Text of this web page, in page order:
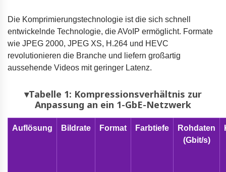
Die Komprimierungstechnologie ist die sich schnell
entwickelnde Technologie, die AVoIP ermöglicht. Formate
wie JPEG 2000, JPEG XS, H.264 und HEVC
revolutionieren die Branche und liefern großartig
aussehende Videos mit geringer Latenz.
▾Tabelle 1: Kompressionsverhältnis zur
Anpassung an ein 1-GbE-Netzwerk
Auflösung Bildrate Format Farbtiefe
Rohdaten
(Gbit/s)